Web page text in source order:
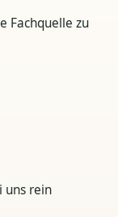
Fachquelle zu
uns rein